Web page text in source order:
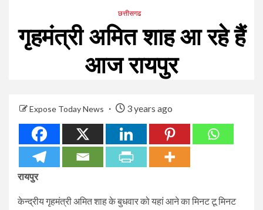
छत्तीसगढ
गृहमंत्री अमित शाह आ रहे हैं
आज रायपुर
Expose Today News 3 years ago
रायपुर
केन्द्रीय गृहमंत्री अमित शाह के बुधवार को यहां आने का मिनट टू मिनट